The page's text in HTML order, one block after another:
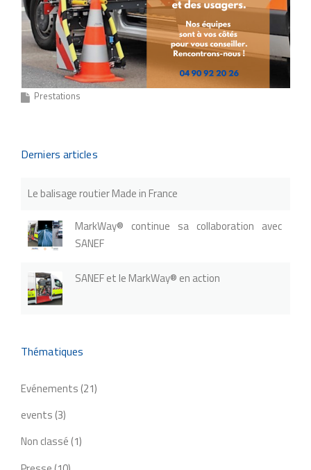
Prestations
Derniers articles
Le balisage routier Made in France
MarkWay® continue sa collaboration avec
SANEF
SANEF et le MarkWay® en action
Thématiques
Evénements (21)
events (3)
Non classé (1)